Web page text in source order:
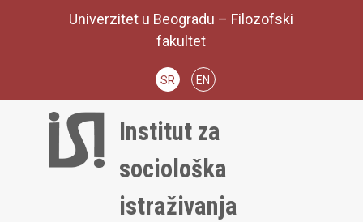
Univerzitet u Beogradu – Filozofski
fakultet
SR EN
Institut za
sociološka
istraživanja